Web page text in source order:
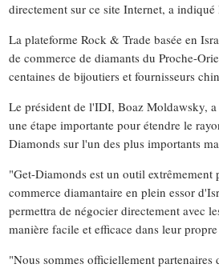
directement sur ce site Internet, a
La plateforme Rock & Trade basée en
de commerce de diamants du Proche-
centaines de bijoutiers et fournisseurs
Le président de l'IDI, Boaz Moldawsky,
une étape importante pour étendre le
Diamonds sur l'un des plus importants
"Get-Diamonds est un outil extrêmement
commerce diamantaire en plein essor
permettra de négocier directement avec
manière facile et efficace dans leur
"Nous sommes officiellement partenaires